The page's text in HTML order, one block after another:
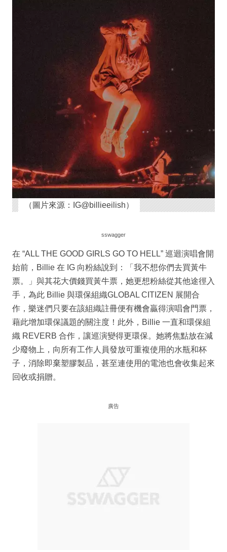
（圖片來源：IG@billieeilish）
sswagger
在 “ALL THE GOOD GIRLS GO TO HELL” 巡迴演唱會開
始前，Billie 在 IG 向粉絲說到：「我不想你們去買黃牛
票。」與其花大價錢買黃牛票，她更想粉絲從其他途徑入
手，為此 Billie 與環保組織GLOBAL CITIZEN 展開合
作，樂迷們只要在該組織註冊便有機會贏得演唱會門票，
藉此增加環保議題的關注度！此外，Billie 一直和環保組
織 REVERB 合作，讓巡演變得更環保。她將焦點放在減
少廢物上，向所有工作人員發放可重複使用的水瓶和杯
子，消除即棄塑膠製品，甚至連使用的電池也會收集起來
回收或捐贈。
廣告